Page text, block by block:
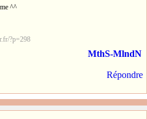
^^
?p=298
MthS-MlndN
Répondre